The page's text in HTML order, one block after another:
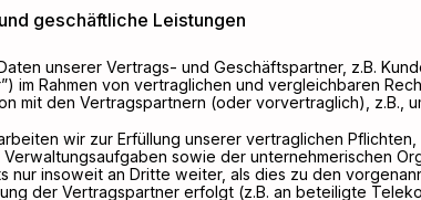
geschäftliche Leistungen
unserer Vertrags- und Geschäftspartner, z.B.
im Rahmen von vertraglichen und vergleichbaren
mit den Vertragspartnern (oder vorvertraglich), z.B.,
wir zur Erfüllung unserer vertraglichen
sowie der unternehmerischen
nur insoweit an Dritte weiter, als dies zu den
der Vertragspartner erfolgt (z.B. an beteiligte